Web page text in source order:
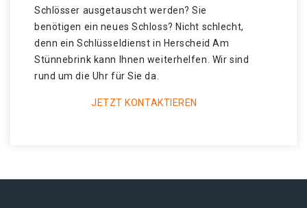
Schlösser ausgetauscht werden? Sie
benötigen ein neues Schloss? Nicht schlecht,
denn ein Schlüsseldienst in Herscheid Am
Stünnebrink kann Ihnen weiterhelfen. Wir sind
rund um die Uhr für Sie da.
JETZT KONTAKTIEREN